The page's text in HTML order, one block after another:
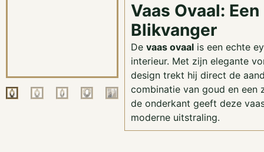
Vaas Ovaal:
Blikvanger
De vaas ovaalis een echte
interieur. Met zijn elegante
design trekt hij direct de
combinatie van goud en een
de onderkant geeft deze
moderne uitstraling.